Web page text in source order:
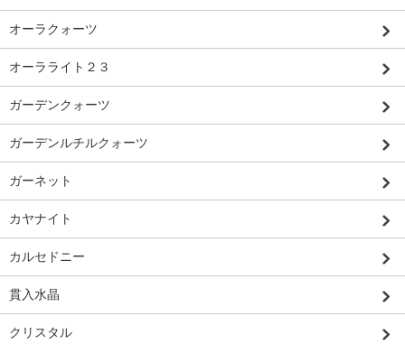
オーラクォーツ
オーラライト２３
ガーデンクォーツ
ガーデンルチルクォーツ
ガーネット
カヤナイト
カルセドニー
貫入水晶
クリスタル